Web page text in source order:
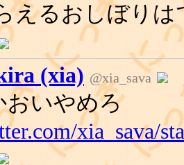
えるおしぼり
(xia) @xia_sava
おいやめろ
xia_sava/